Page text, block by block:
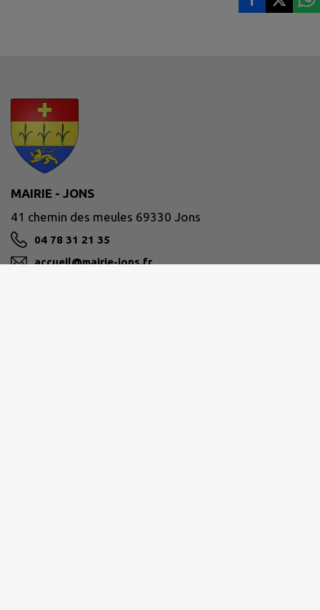
MAIRIE - JONS
41 chemin des meules 69330 Jons
04 78 31 21 35
accueil@mairie-jons.fr